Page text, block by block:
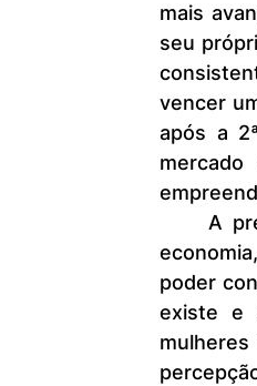
mais
seu
vencer
após a
	A presidente do Conselho da ABF avalia que, como segmento da
poder
existe e